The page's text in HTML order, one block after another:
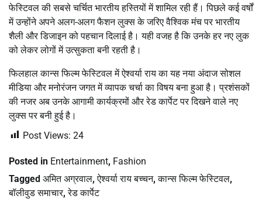
फेस्टिवल की सबसे चर्चित भारतीय हस्तियों में शामिल रही हैं। पिछले कई वर्षों
में उन्होंने अपने अलग-अलग फैशन लुक्स के जरिए वैश्विक मंच पर भारतीय
शैली और डिजाइन को पहचान दिलाई है। यही वजह है कि उनके हर नए लुक
को लेकर लोगों में उत्सुकता बनी रहती है।
फिलहाल कान्स फिल्म फेस्टिवल में ऐश्वर्या राय का यह नया अंदाज सोशल
मीडिया और मनोरंजन जगत में व्यापक चर्चा का विषय बना हुआ है। प्रशंसकों
की नजर अब उनके आगामी कार्यक्रमों और रेड कार्पेट पर दिखने वाले नए
लुक्स पर बनी हुई है।
Post Views: 24
Posted in Entertainment, Fashion
Tagged अमित अग्रवाल,ऐश्वर्या राय बच्चन,कान्स फिल्म फेस्टिवल,
बॉलीवुड समाचार,रेड कार्पेट